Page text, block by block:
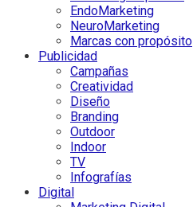
EndoMarketing
NeuroMarketing
Marcas con propósito
Publicidad
Campañas
Creatividad
Diseño
Branding
Outdoor
Indoor
TV
Infografías
Digital